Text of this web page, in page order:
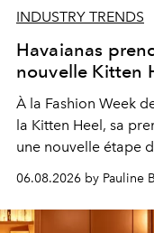
INDUSTRY TRENDS
Havaianas
nouvelle Kitten
À la Fashion Week
la Kitten Heel, sa
une nouvelle étape
06.08.2026 by Pauline